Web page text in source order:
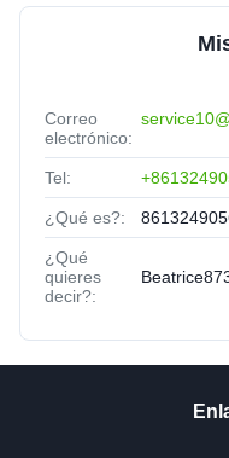
Correo
electrónico:
Tel:
¿Qué es?:
¿Qué
quieres
decir?: